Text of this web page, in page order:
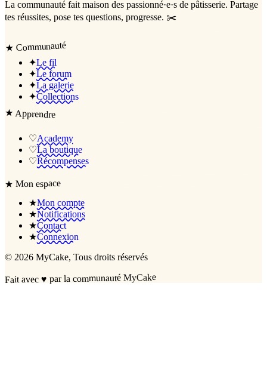
La communauté fait maison des passionné·e·s de pâtisserie. Partage
tes réussites, pose tes questions, progresse. ✂️
★ Communauté
✦Le fil
✦Le forum
✦La galerie
✦Collections
★Apprendre
♡Academy
♡La boutique
♡Récompenses
★Mon espace
★Mon compte
★Notifications
★Contact
★Connexion
© 2026 MyCake, Tous droits réservés
Fait avec♥ par la communauté MyCake